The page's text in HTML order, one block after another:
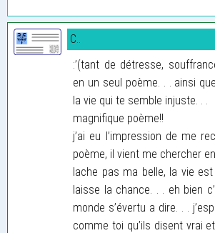
C..
:’(tant de détresse,
en un seul poème. . . ainsi
la vie qui te semble injuste. . .
magnifique poème!!
j’ai eu l’impression de me
poème, il vient me chercher en
lache pas ma belle, la vie
laisse la chance. . . eh bien
monde s’évertu a dire. . .
comme toi qu’ils disent vrai